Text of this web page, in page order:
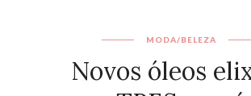
MODA/BELEZA
Novos óleos